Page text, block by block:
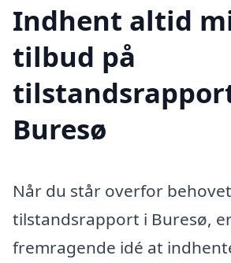
Indhent altid
tilbud på
Buresø
Når du står overfor
tilstandsrapport i Buresø,
fremragende idé at